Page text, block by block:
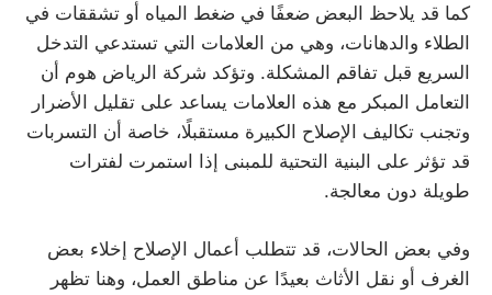
كما قد يلاحظ البعض ضعفًا في ضغط المياه أو تشققات في
الطلاء والدهانات، وهي من العلامات التي تستدعي التدخل
السريع قبل تفاقم المشكلة. وتؤكد شركة الرياض هوم أن
التعامل المبكر مع هذه العلامات يساعد على تقليل الأضرار
وتجنب تكاليف الإصلاح الكبيرة مستقبلًا، خاصة أن التسربات
قد تؤثر على البنية التحتية للمبنى إذا استمرت لفترات
طويلة دون معالجة.
وفي بعض الحالات، قد تتطلب أعمال الإصلاح إخلاء بعض
الغرف أو نقل الأثاث بعيدًا عن مناطق العمل، وهنا تظهر